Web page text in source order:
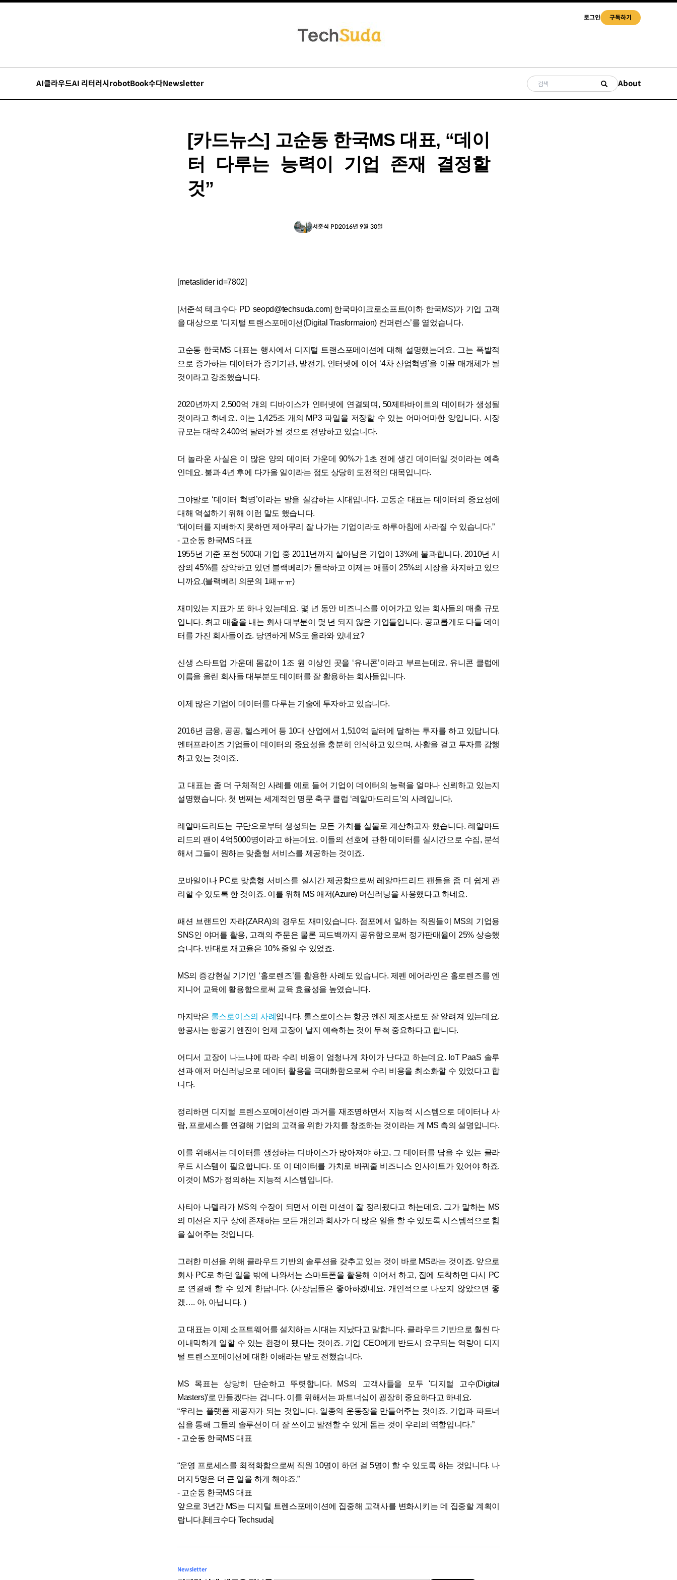
로그인 구독하기
AI클라우드AI 리터러시robotBook수다Newsletter About
[카드뉴스] 고순동 한국MS 대표, “데이
터 다루는 능력이 기업 존재 결정할
것”
서준석 PD2016년 9월 30일
[metaslider id=7802]
[서준석 테크수다 PD seopd@techsuda.com] 한국마이크로소프트(이하 한국MS)가 기업 고객
을 대상으로 ‘디지털 트랜스포메이션(Digital Trasformaion) 컨퍼런스’를 열었습니다.
고순동 한국MS 대표는 행사에서 디지털 트랜스포메이션에 대해 설명했는데요. 그는 폭발적
으로 증가하는 데이터가 증기기관, 발전기, 인터넷에 이어 ‘4차 산업혁명’을 이끌 매개체가 될
것이라고 강조했습니다.
2020년까지 2,500억 개의 디바이스가 인터넷에 연결되며, 50제타바이트의 데이터가 생성될
것이라고 하네요. 이는 1,425조 개의 MP3 파일을 저장할 수 있는 어마어마한 양입니다. 시장
규모는 대략 2,400억 달러가 될 것으로 전망하고 있습니다.
더 놀라운 사실은 이 많은 양의 데이터 가운데 90%가 1초 전에 생긴 데이터일 것이라는 예측
인데요. 불과 4년 후에 다가올 일이라는 점도 상당히 도전적인 대목입니다.
그야말로 ‘데이터 혁명’이라는 말을 실감하는 시대입니다. 고동순 대표는 데이터의 중요성에
대해 역설하기 위해 이런 말도 했습니다.
“데이터를 지배하지 못하면 제아무리 잘 나가는 기업이라도 하루아침에 사라질 수 있습니다.”
- 고순동 한국MS 대표
1955년 기준 포천 500대 기업 중 2011년까지 살아남은 기업이 13%에 불과합니다. 2010년 시
장의 45%를 장악하고 있던 블랙베리가 몰락하고 이제는 애플이 25%의 시장을 차지하고 있으
니까요.(블랙베리 의문의 1패ㅠㅠ)
재미있는 지표가 또 하나 있는데요. 몇 년 동안 비즈니스를 이어가고 있는 회사들의 매출 규모
입니다. 최고 매출을 내는 회사 대부분이 몇 년 되지 않은 기업들입니다. 공교롭게도 다들 데이
터를 가진 회사들이죠. 당연하게 MS도 올라와 있네요?
신생 스타트업 가운데 몸값이 1조 원 이상인 곳을 ‘유니콘’이라고 부르는데요. 유니콘 클럽에
이름을 올린 회사들 대부분도 데이터를 잘 활용하는 회사들입니다.
이제 많은 기업이 데이터를 다루는 기술에 투자하고 있습니다.
2016년 금융, 공공, 헬스케어 등 10대 산업에서 1,510억 달러에 달하는 투자를 하고 있답니다.
엔터프라이즈 기업들이 데이터의 중요성을 충분히 인식하고 있으며, 사활을 걸고 투자를 감행
하고 있는 것이죠.
고 대표는 좀 더 구체적인 사례를 예로 들어 기업이 데이터의 능력을 얼마나 신뢰하고 있는지
설명했습니다. 첫 번째는 세계적인 명문 축구 클럽 ‘레알마드리드’의 사례입니다.
레알마드리드는 구단으로부터 생성되는 모든 가치를 실물로 계산하고자 했습니다. 레알마드
리드의 팬이 4억5000명이라고 하는데요. 이들의 선호에 관한 데이터를 실시간으로 수집, 분석
해서 그들이 원하는 맞춤형 서비스를 제공하는 것이죠.
모바일이나 PC로 맞춤형 서비스를 실시간 제공함으로써 레알마드리드 팬들을 좀 더 쉽게 관
리할 수 있도록 한 것이죠. 이를 위해 MS 애저(Azure) 머신러닝을 사용했다고 하네요.
패션 브랜드인 자라(ZARA)의 경우도 재미있습니다. 점포에서 일하는 직원들이 MS의 기업용
SNS인 야머를 활용, 고객의 주문은 물론 피드백까지 공유함으로써 정가판매율이 25% 상승했
습니다. 반대로 재고율은 10% 줄일 수 있었죠.
MS의 증강현실 기기인 ‘홀로렌즈’를 활용한 사례도 있습니다. 제펜 에어라인은 홀로렌즈를 엔
지니어 교육에 활용함으로써 교육 효율성을 높였습니다.
마지막은 롤스로이스의 사례 입니다. 롤스로이스는 항공 엔진 제조사로도 잘 알려져 있는데요.
항공사는 항공기 엔진이 언제 고장이 날지 예측하는 것이 무척 중요하다고 합니다.
어디서 고장이 나느냐에 따라 수리 비용이 엄청나게 차이가 난다고 하는데요. IoT PaaS 솔루
션과 애저 머신러닝으로 데이터 활용을 극대화함으로써 수리 비용을 최소화할 수 있었다고 합
니다.
정리하면 디지털 트렌스포메이션이란 과거를 재조명하면서 지능적 시스템으로 데이터나 사
람, 프로세스를 연결해 기업의 고객을 위한 가치를 창조하는 것이라는 게 MS 측의 설명입니다.
이를 위해서는 데이터를 생성하는 디바이스가 많아져야 하고, 그 데이터를 담을 수 있는 클라
우드 시스템이 필요합니다. 또 이 데이터를 가치로 바꿔줄 비즈니스 인사이트가 있어야 하죠.
이것이 MS가 정의하는 지능적 시스템입니다.
사티아 나델라가 MS의 수장이 되면서 이런 미션이 잘 정리됐다고 하는데요. 그가 말하는 MS
의 미션은 지구 상에 존재하는 모든 개인과 회사가 더 많은 일을 할 수 있도록 시스템적으로 힘
을 실어주는 것입니다.
그러한 미션을 위해 클라우드 기반의 솔루션을 갖추고 있는 것이 바로 MS라는 것이죠. 앞으로
회사 PC로 하던 일을 밖에 나와서는 스마트폰을 활용해 이어서 하고, 집에 도착하면 다시 PC
로 연결해 할 수 있게 한답니다. (사장님들은 좋아하겠네요. 개인적으로 나오지 않았으면 좋
겠…. 아, 아닙니다. )
고 대표는 이제 소프트웨어를 설치하는 시대는 지났다고 말합니다. 클라우드 기반으로 훨씬 다
이내믹하게 일할 수 있는 환경이 됐다는 것이죠. 기업 CEO에게 반드시 요구되는 역량이 디지
털 트렌스포메이션에 대한 이해라는 말도 전했습니다.
MS 목표는 상당히 단순하고 뚜렷합니다. MS의 고객사들을 모두 '디지털 고수(Digital
Masters)'로 만들겠다는 겁니다. 이를 위해서는 파트너십이 굉장히 중요하다고 하네요.
“우리는 플랫폼 제공자가 되는 것입니다. 일종의 운동장을 만들어주는 것이죠. 기업과 파트너
십을 통해 그들의 솔루션이 더 잘 쓰이고 발전할 수 있게 돕는 것이 우리의 역할입니다.”
- 고순동 한국MS 대표
“운영 프로세스를 최적화함으로써 직원 10명이 하던 걸 5명이 할 수 있도록 하는 것입니다. 나
머지 5명은 더 큰 일을 하게 해야죠.”
- 고순동 한국MS 대표
앞으로 3년간 MS는 디지털 트렌스포메이션에 집중해 고객사를 변화시키는 데 집중할 계획이
랍니다.[테크수다 Techsuda]
Newsletter